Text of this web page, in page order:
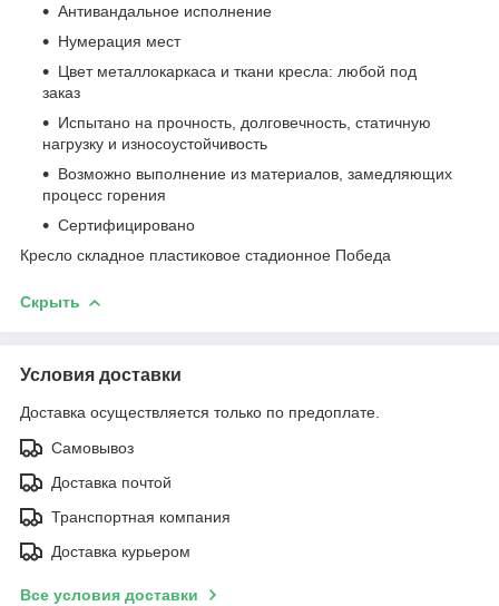
Антивандальное исполнение
Нумерация мест
Цвет металлокаркаса и ткани кресла: любой под
заказ
Испытано на прочность, долговечность, статичную
нагрузку и износоустойчивость
Возможно выполнение из материалов, замедляющих
процесс горения
Сертифицировано
Кресло складное пластиковое стадионное Победа
Скрыть
Условия доставки
Доставка осуществляется только по предоплате.
Самовывоз
Доставка почтой
Транспортная компания
Доставка курьером
Все условия доставки